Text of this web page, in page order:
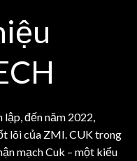
đến năm 2022,
lõi của ZMI. CUK trong
mạch Cuk – một kiểu